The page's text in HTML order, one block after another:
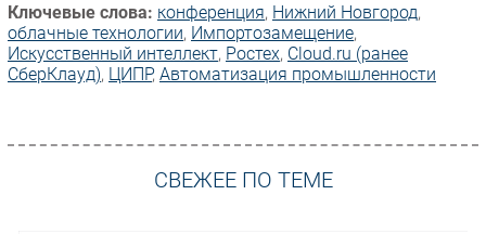
Ключевые слова: конференция, Нижний Новгород,
облачные технологии, Импорто­замещение,
Искусственный интеллект, Ростех, Cloud.ru (ранее
СберКлауд), ЦИПР, Автоматизация промышленности
СВЕЖЕЕ ПО ТЕМЕ